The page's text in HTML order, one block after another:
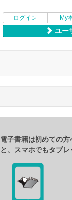
ログイン My
ユー
電子書籍は初めての
と、スマホでもタブレ